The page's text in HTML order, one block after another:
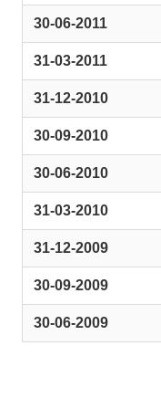
30-06-2011
31-03-2011
31-12-2010
30-09-2010
30-06-2010
31-03-2010
31-12-2009
30-09-2009
30-06-2009